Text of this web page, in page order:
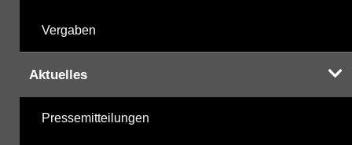
Vergaben
Aktuelles
Pressemitteilungen